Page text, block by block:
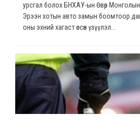
урсгал болох БНХАУ-ын Өвөр Монголын
Эрээн хотын авто замын боомтоор
оны эхний хагаст өссөн үзүүлэл...